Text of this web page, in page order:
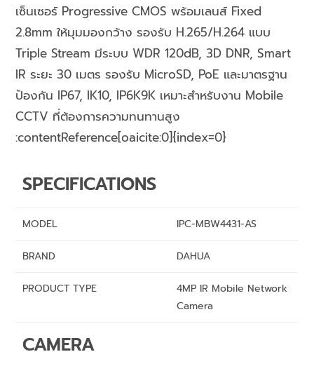
เซ็นเซอร์ Progressive CMOS พร้อมเลนส์ Fixed
2.8mm ให้มุมมองกว้าง รองรับ H.265/H.264 แบบ
Triple Stream มีระบบ WDR 120dB, 3D DNR, Smart
IR ระยะ 30 เมตร รองรับ MicroSD, PoE และมาตรฐาน
ป้องกัน IP67, IK10, IP6K9K เหมาะสำหรับงาน Mobile
CCTV ที่ต้องการความทนทานสูง
:contentReference[oaicite:0]{index=0}
SPECIFICATIONS
MODEL IPC-MBW4431-AS
BRAND DAHUA
PRODUCT TYPE
4MP IR Mobile Network
Camera
CAMERA